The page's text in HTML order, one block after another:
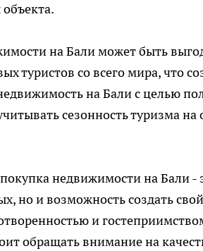
на Бали может быть
туристов со всего мира, что
на Бали с целью
сезонность туризма
недвижимости на Бали -
но и возможность создать
и
обращать внимание на